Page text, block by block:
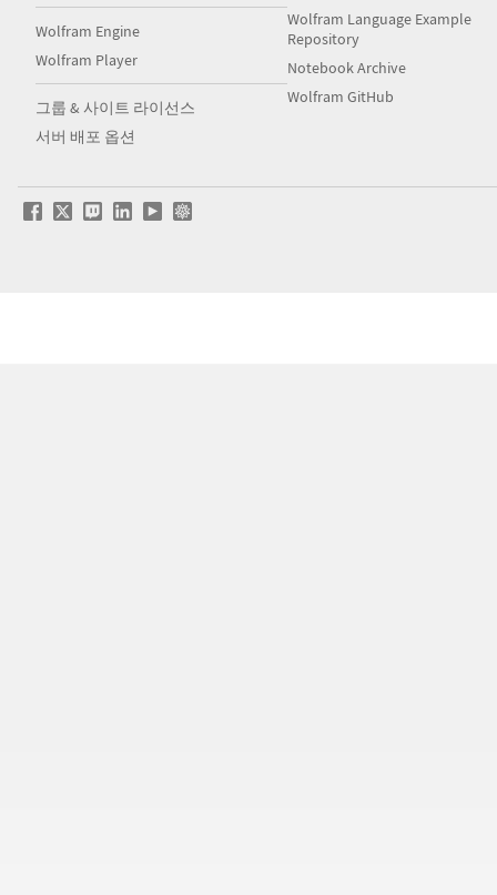
Wolfram Engine
Wolfram Player
그룹 & 사이트 라이선스
서버 배포 옵션
Wolfram Language Example
Repository
Notebook Archive
Wolfram GitHub